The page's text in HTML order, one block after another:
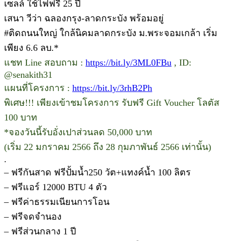
เซลล์ ใช้ไฟฟรี 25 ปี
เสนา วีว่า ฉลองกรุง-ลาดกระบัง พร้อมอยู่
#ติดถนนใหญ่ ใกล้นิคมลาดกระบัง ม.พระจอมเกล้า เริ่ม
เพียง 6.6 ลบ.*
แชท Line สอบถาม : https://bit.ly/3ML0FBu , ID:
@senakith31
แผนที่โครงการ : https://bit.ly/3rhB2Ph
พิเศษ!!! เพียงเข้าชมโครงการ รับฟรี Gift Voucher โลตัส
100 บาท
*จองวันนี้รับอั่งเปาส่วนลด 50,000 บาท
(เริ่ม 22 มกราคม 2566 ถึง 28 กุมภาพันธ์ 2566 เท่านั้น)
.
– ฟรีกันสาด ฟรีปั้มน้ำ250 วัต+แทงค์น้ำ 100 ลิตร
– ฟรีแอร์ 12000 BTU 4 ตัว
– ฟรีค่าธรรมเนียนการโอน
– ฟรีจดจำนอง
– ฟรีส่วนกลาง 1 ปี